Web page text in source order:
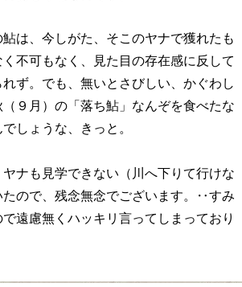
は、今しがた、そこのヤナで獲れたも
不可もなく、見た目の存在感に反して
ず。でも、無いとさびしい、かぐわし
９月）の「落ち鮎」なんぞを食べたな
しょうな、きっと。
ナも見学できない（川へ下りて行けな
ので、残念無念でございます。‥すみ
遠慮無くハッキリ言ってしまっており